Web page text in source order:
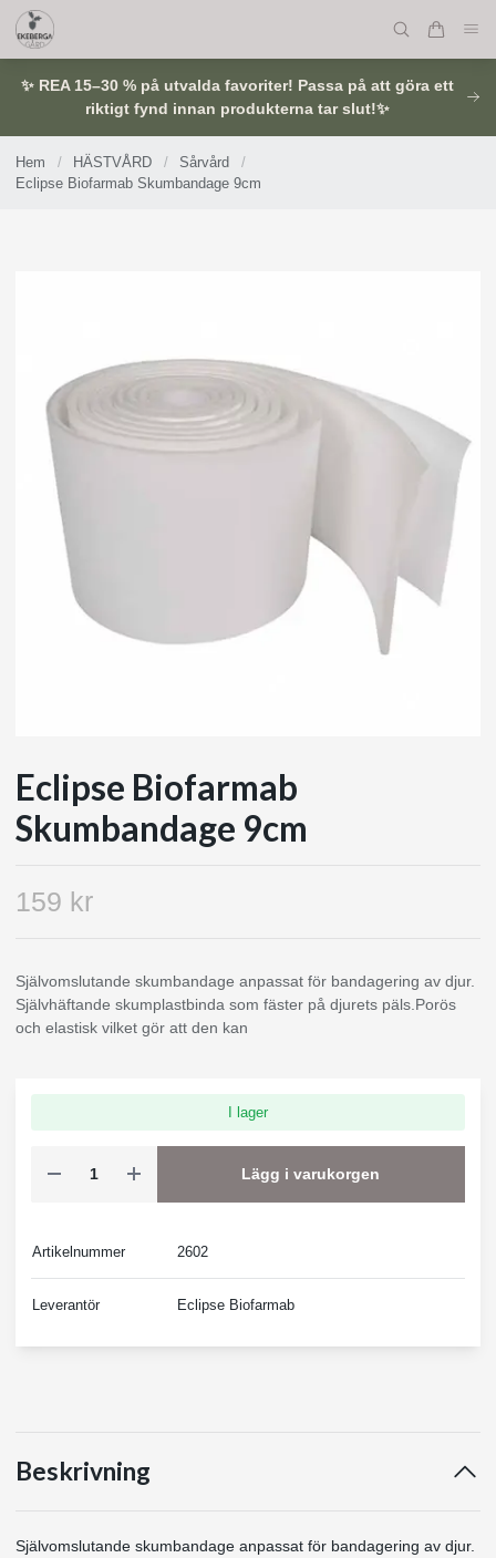
✨ REA 15–30 % på utvalda favoriter! Passa på att göra ett
riktigt fynd innan produkterna tar slut!✨
Hem / HÄSTVÅRD / Sårvård
/
Eclipse Biofarmab Skumbandage 9cm
Eclipse Biofarmab
Skumbandage 9cm
159 kr
Självomslutande skumbandage anpassat för bandagering av djur.
Självhäftande skumplastbinda som fäster på djurets päls.Porös
och elastisk vilket gör att den kan
I lager
Lägg i varukorgen
Artikelnummer 2602
Leverantör Eclipse Biofarmab
Beskrivning
Självomslutande skumbandage anpassat för bandagering av djur.